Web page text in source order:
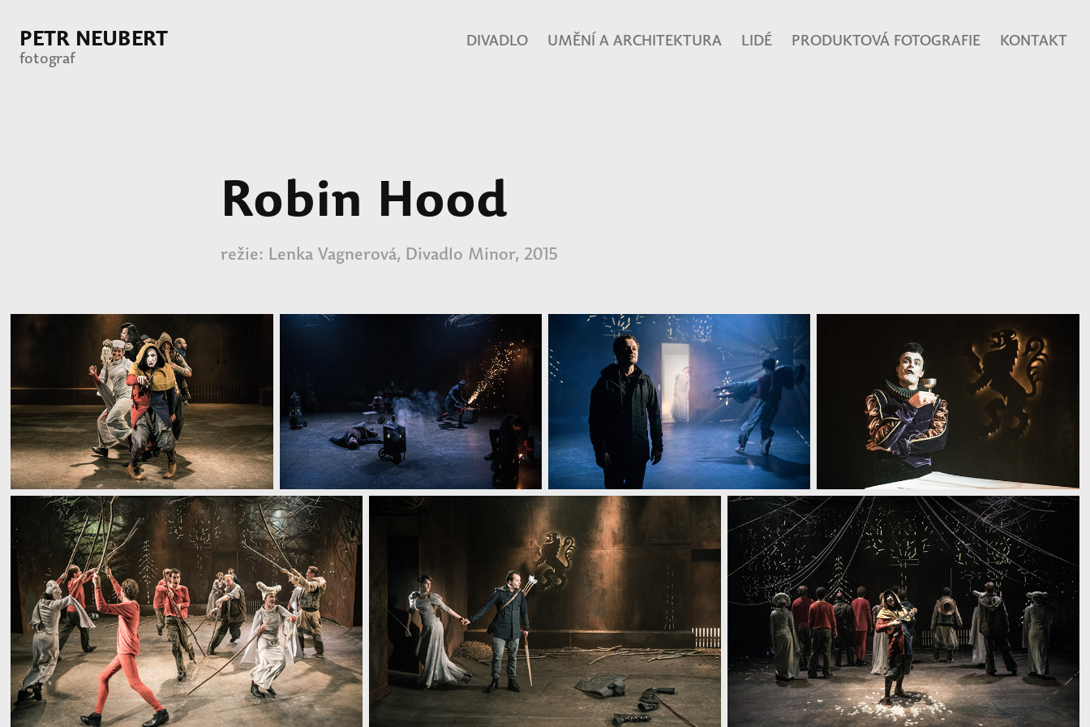
PETR NEUBERT
fotograf
DIVADLO UMĚNÍ A ARCHITEKTURA LIDÉ PRODUKTOVÁ FOTOGRAFIE KONTAKT
Robin Hood
režie: Lenka Vagnerová, Divadlo Minor, 2015